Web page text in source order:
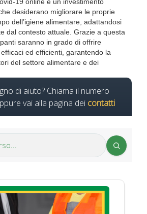
desiderano migliorare le proprie
dell’igiene alimentare, adattandosi
dal contesto attuale. Grazie a questa
saranno in grado di offrire
ed efficienti, garantendo la
del settore alimentare e dei
di aiuto? Chiama il numero
vai alla pagina dei contatti